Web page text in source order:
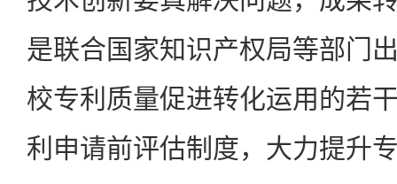
是联合国家知识产权局等部门
校专利质量促进转化运用的若
利申请前评估制度，大力提升